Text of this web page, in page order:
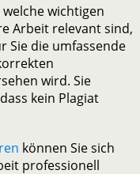
wichtigen
Arbeit relevant sind,
Sie die umfassende
wird. Sie
kein Plagiat
können Sie sich
professionell